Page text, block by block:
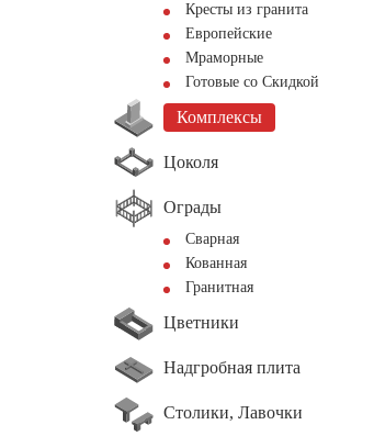
Кресты из гранита
Европейские
Мраморные
Готовые со Скидкой
Комплексы
Цоколя
Ограды
Сварная
Кованная
Гранитная
Цветники
Надгробная плита
Столики, Лавочки